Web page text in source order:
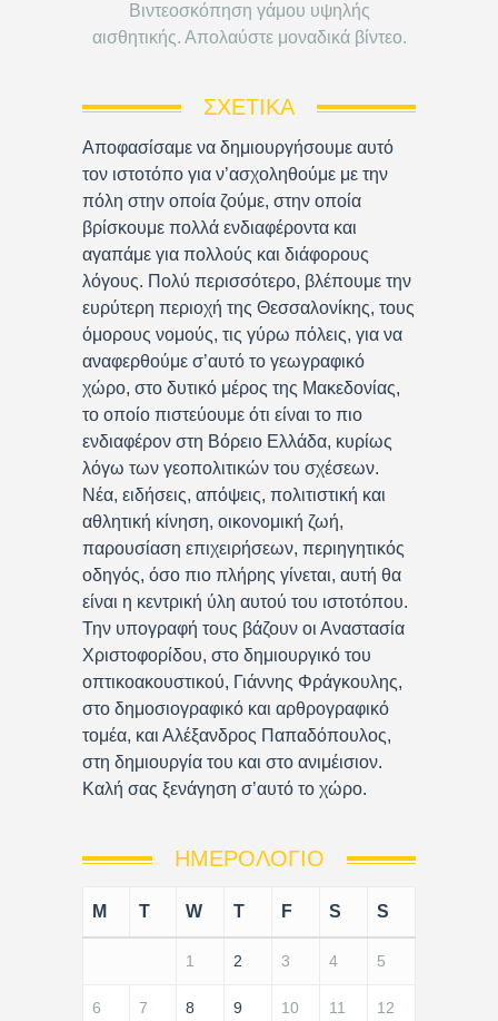
Βιντεοσκόπηση γάμου υψηλής
αισθητικής. Απολαύστε μοναδικά βίντεο.
ΣΧΕΤΙΚΆ
Αποφασίσαμε να δημιουργήσουμε αυτό
τον ιστοτόπο για ν’ασχοληθούμε με την
πόλη στην οποία ζούμε, στην οποία
βρίσκουμε πολλά ενδιαφέροντα και
αγαπάμε για πολλούς και διάφορους
λόγους. Πολύ περισσότερο, βλέπουμε την
ευρύτερη περιοχή της Θεσσαλονίκης, τους
όμορους νομούς, τις γύρω πόλεις, για να
αναφερθούμε σ’αυτό το γεωγραφικό
χώρο, στο δυτικό μέρος της Μακεδονίας,
το οποίο πιστεύουμε ότι είναι το πιο
ενδιαφέρον στη Βόρειο Ελλάδα, κυρίως
λόγω των γεοπολιτικών του σχέσεων.
Νέα, ειδήσεις, απόψεις, πολιτιστική και
αθλητική κίνηση, οικονομική ζωή,
παρουσίαση επιχειρήσεων, περιηγητικός
οδηγός, όσο πιο πλήρης γίνεται, αυτή θα
είναι η κεντρική ύλη αυτού του ιστοτόπου.
Την υπογραφή τους βάζουν οι Αναστασία
Χριστοφορίδου, στο δημιουργικό του
οπτικοακουστικού, Γιάννης Φράγκουλης,
στο δημοσιογραφικό και αρθρογραφικό
τομέα, και Αλέξανδρος Παπαδόπουλος,
στη δημιουργία του και στο ανιμέισιον.
Καλή σας ξενάγηση σ’αυτό το χώρο.
ΗΜΕΡΟΛΌΓΙΟ
M T W T F S S
1 2 3 4 5
6 7 8 9 10 11 12